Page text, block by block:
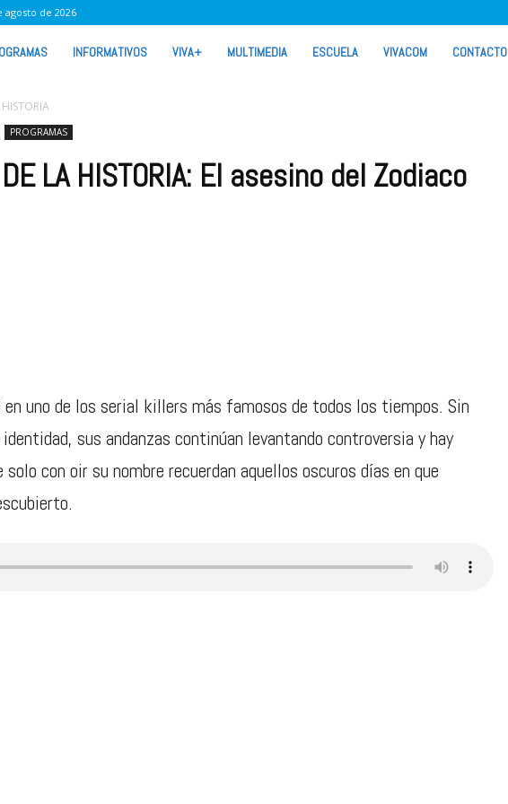
agosto de 2026
INFORMATIVOS VIVA+ MULTIMEDIA ESCUELA VIVACOM CONTACTO
PROGRAMAS
DE LA HISTORIA: El asesino del Zodiaco
uno de los serial killers más famosos de todos los tiempos. Sin
sus andanzas continúan levantando controversia y hay
solo con oir su nombre recuerdan aquellos oscuros días en que